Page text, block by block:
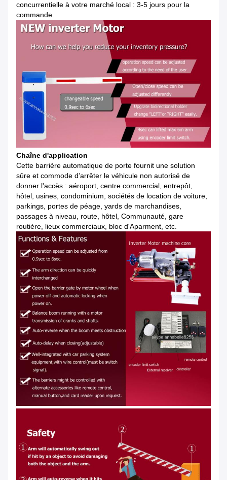
concurrentielle à votre marché local : 3-5 jours pour la
commande.
Chaîne d'application
Cette barrière automatique de porte fournit une solution
sûre et commode d'arrêter le véhicule non autorisé de
donner l'accès : aéroport, centre commercial, entrepôt,
hôtel, usines, condominium, sociétés de location de voiture,
parkings, portes de péage, yards de marchandises,
passages à niveau, route, hôtel, Communauté, gare
routière, lieux commerciaux, bloc d'Aparment, etc.